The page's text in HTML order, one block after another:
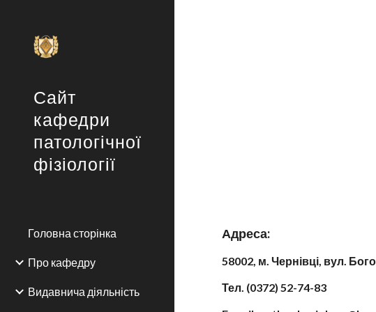
Сайт
кафедри
патологічної
фізіології
Головна сторінка
Про кафедру
Видавнича діяльність
Адреса:
58002, м. Чернівці, вул.
Тел. (0372) 52-74-83